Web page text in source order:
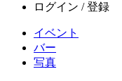
ログイン / 登録
イベント
バー
写真